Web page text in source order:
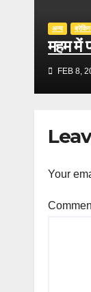
अन्य
महम में
FEB 8,
Your